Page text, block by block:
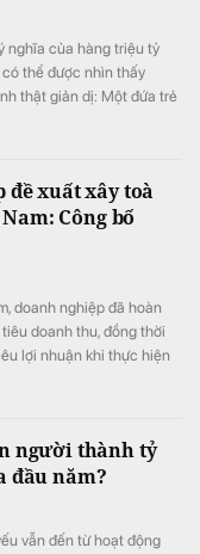
nghĩa của hàng triệu tỷ
thể được nhìn thấy
thật giản dị: Một đứa trẻ
đề xuất xây toà
Công bố
doanh nghiệp đã hoàn
doanh thu, đồng thời
lợi nhuận khi thực hiện
người thành tỷ
đầu năm?
vẫn đến từ hoạt động